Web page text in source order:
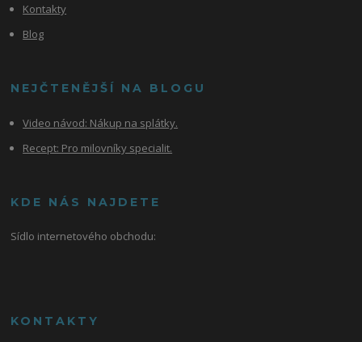
Kontakty
Blog
NEJČTENĚJŠÍ NA BLOGU
Video návod: Nákup na splátky.
Recept: Pro milovníky specialit.
KDE NÁS NAJDETE
Sídlo internetového obchodu:
KONTAKTY